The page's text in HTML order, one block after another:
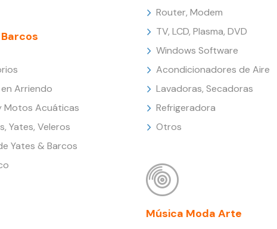
Arriendo
Motos Acuáticas
Yates, Veleros
Yates & Barcos
Router, Modem
TV, LCD, Plasma, DVD
Windows Software
Acondicionadores de Aire
Lavadoras, Secadoras
Refrigeradora
Otros
Música Moda Arte